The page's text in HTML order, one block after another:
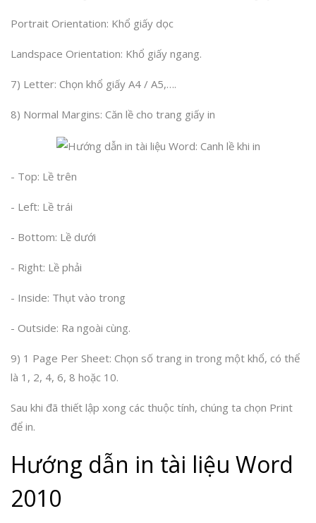
Portrait Orientation: Khổ giấy dọc
Landspace Orientation: Khổ giấy ngang.
7) Letter: Chọn khổ giấy A4 / A5,….
8) Normal Margins: Căn lề cho trang giấy in
- Top: Lề trên
- Left: Lề trái
- Bottom: Lề dưới
- Right: Lề phải
- Inside: Thụt vào trong
- Outside: Ra ngoài cùng.
9) 1 Page Per Sheet: Chọn số trang in trong một khổ, có thể
là 1, 2, 4, 6, 8 hoặc 10.
Sau khi đã thiết lập xong các thuộc tính, chúng ta chọn Print
để in.
Hướng dẫn in tài liệu Word
2010